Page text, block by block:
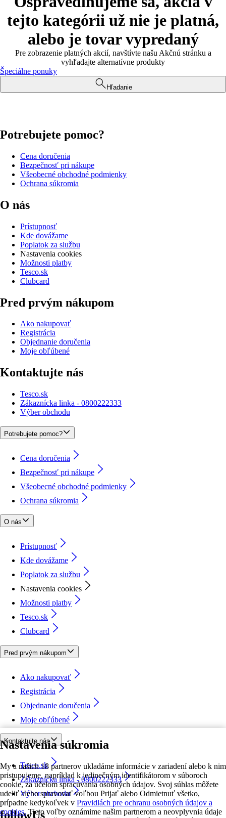
Nastavenia súkromia
My a našich 18 partnerov ukladáme informácie v zariadení alebo k nim
pristupujeme, napríklad k jedinečným identifikátorom v súboroch
cookie, za účelom spracúvania osobných údajov. Svoj súhlas môžete
udeliť alebo spravovať voľbou Prijať alebo Odmietnuť všetko,
prípadne kedykoľvek v Pravidlách pre ochranu osobných údajov a
cookies. Tieto voľby oznámime našim partnerom a neovplyvnia údaje
tejto kategórii už nie je platná,
alebo je tovar vypredaný
Pre zobrazenie platných akcií, navštívte našu Akčnú stránku a
vyhľadajte alternatívne produkty
Špeciálne ponuky
Hľadanie
Potrebujete pomoc?
Cena doručenia
Bezpečnosť pri nákupe
Všeobecné obchodné podmienky
Ochrana súkromia
O nás
Prístupnosť
Kde dovážame
Poplatok za službu
Nastavenia cookies
Možnosti platby
Tesco.sk
Clubcard
Pred prvým nákupom
Ako nakupovať
Registrácia
Objednanie doručenia
Moje obľúbené
Kontaktujte nás
Tesco.sk
Zákaznícka linka - 0800222333
Výber obchodu
Potrebujete pomoc?
Cena doručenia
Bezpečnosť pri nákupe
Všeobecné obchodné podmienky
Ochrana súkromia
O nás
Prístupnosť
Kde dovážame
Poplatok za službu
Nastavenia cookies
Možnosti platby
Tesco.sk
Clubcard
Pred prvým nákupom
Ako nakupovať
Registrácia
Objednanie doručenia
Moje obľúbené
Kontaktujte nás
Tesco.sk
Zákaznícka linka - 0800222333
Výber obchodu
followUs